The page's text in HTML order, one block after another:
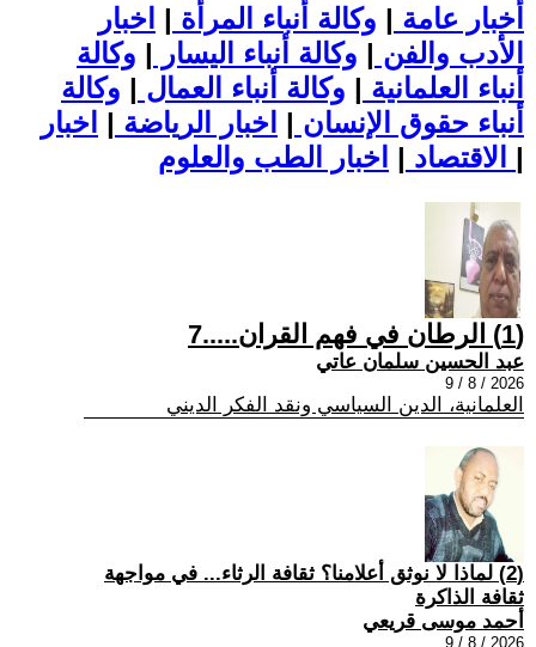
أخبار عامة | وكالة أنباء المرأة | اخبار
الأدب والفن | وكالة أنباء اليسار | وكالة
أنباء العلمانية | وكالة أنباء العمال | وكالة
أنباء حقوق الإنسان | اخبار الرياضة | اخبار
الاقتصاد | |
(1) الرطان في فهم القران.....7
عبد الحسين سلمان عاتي
2026 / 8 / 9
العلمانية، الدين السياسي ونقد الفكر الديني
(2) لماذا لا نوثق أعلامنا؟ ثقافة الرثاء... في مواجهة
ثقافة الذاكرة
أحمد موسى قريعي
2026 / 8 / 9